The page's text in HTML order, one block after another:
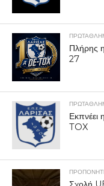
Πλήρης
27
Εκπνέει
TOX